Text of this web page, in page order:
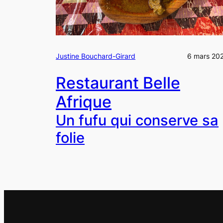
Justine Bouchard-Girard 6 mars
Restaurant Belle
Afrique
Un fufu qui conserve sa
folie